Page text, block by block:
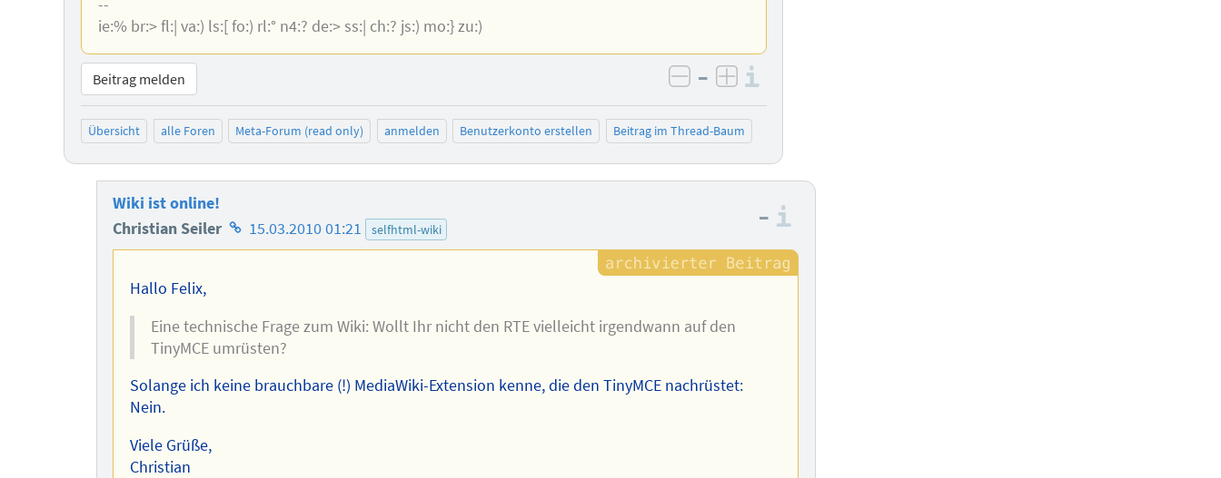
--
ie:% br:> fl:| va:) ls:[ fo:) rl:° n4:? de:> ss:| ch:? js:) mo:} zu:)
Beitrag melden negativ bewerten
– positiv bewerten
Übersicht alle Foren Meta-Forum (read only) anmelden Benutzerkonto erstellen Beitrag im Thread-Baum
Wiki ist online!
Christian Seiler Homepage
des
15.03.2010 01:21 selfhtml-wiki –
Hallo Felix,
Eine technische Frage zum Wiki: Wollt Ihr nicht den RTE vielleicht irgendwann auf den
TinyMCE umrüsten?
Solange ich keine brauchbare (!) MediaWiki-Extension kenne, die den TinyMCE nachrüstet:
Nein.
Viele Grüße,
Christian